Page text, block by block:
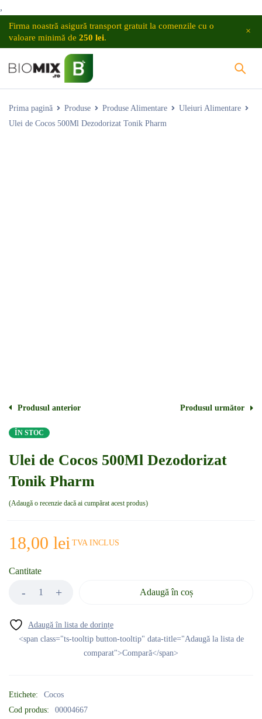
,
Firma noastră asigură transport gratuit la comenzile cu o
valoare minimă de 250 lei.
Prima pagină Produse Produse Alimentare
Uleiuri Alimentare
Ulei de Cocos 500Ml Dezodorizat Tonik Pharm
Produsul anterior Produsul următor
ÎN STOC
Ulei de Cocos 500Ml Dezodorizat
Tonik Pharm
Adaugă o recenzie dacă ai cumpărat acest produs
18,00 lei TVA INCLUS
Cantitate
Adaugă în coș
<span class="ts-tooltip button-tooltip" data-title="Adaugă la lista de
comparat">Compară</span>
Etichete:
Cocos
Cod produs:
00004667